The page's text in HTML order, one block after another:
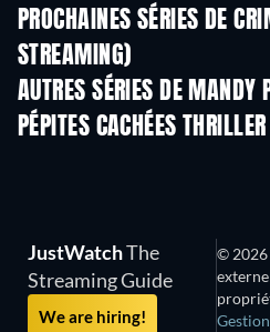
PROCHAINES SÉRIES DE
STREAMING)Saison 6
AUTRES SÉRIES DE MANDY
Série
PÉPITES CACHÉES
JustWatchThe
Streaming Guide
We are hiring!
© 2026